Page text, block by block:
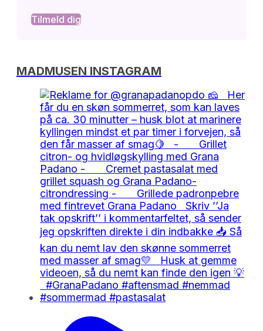
Tilmeld dig
MADMUSEN INSTAGRAM